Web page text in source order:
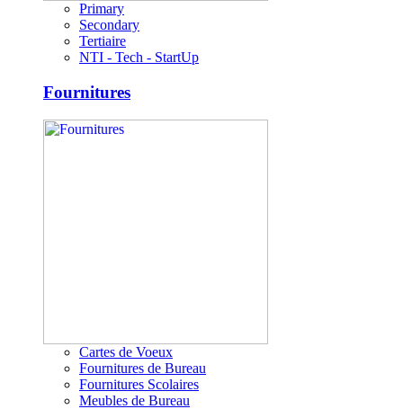
Primary
Secondary
Tertiaire
NTI - Tech - StartUp
Fournitures
Cartes de Voeux
Fournitures de Bureau
Fournitures Scolaires
Meubles de Bureau